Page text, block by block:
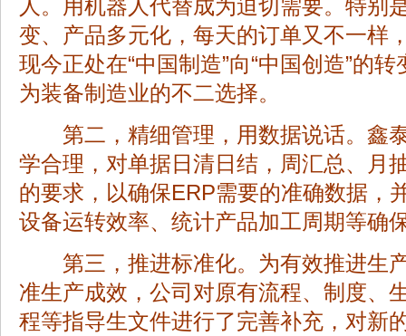
人。用机器人代替成为迫切需要。特别
变、产品多元化，每天的订单又不一样
现今正处在“中国制造”向“中国创造”的
为装备制造业的不二选择。
第二，精细管理，用数据说话。鑫
学合理，对单据日清日结，周汇总、月
的要求，以确保ERP需要的准确数据，
设备运转效率、统计产品加工周期等确
第三，推进标准化。为有效推进生
准生产成效，公司对原有流程、制度、
程等指导生文件进行了完善补充，对新